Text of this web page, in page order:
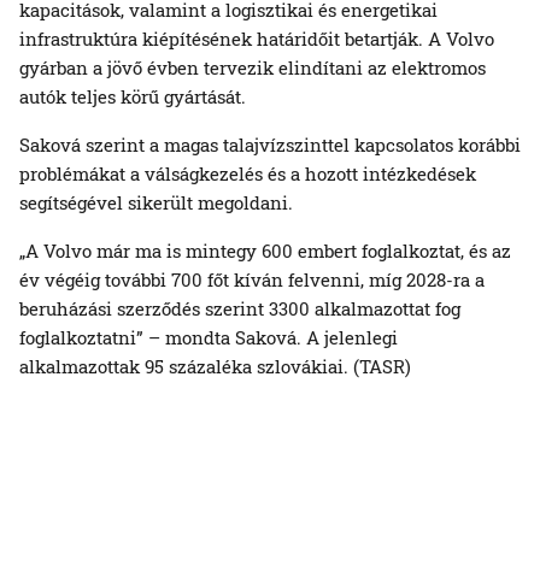
kapacitások, valamint a logisztikai és energetikai
infrastruktúra kiépítésének határidőit betartják. A Volvo
gyárban a jövő évben tervezik elindítani az elektromos
autók teljes körű gyártását.
Saková szerint a magas talajvízszinttel kapcsolatos korábbi
problémákat a válságkezelés és a hozott intézkedések
segítségével sikerült megoldani.
„A Volvo már ma is mintegy 600 embert foglalkoztat, és az
év végéig további 700 főt kíván felvenni, míg 2028-ra a
beruházási szerződés szerint 3300 alkalmazottat fog
foglalkoztatni” – mondta Saková. A jelenlegi
alkalmazottak 95 százaléka szlovákiai. (TASR)